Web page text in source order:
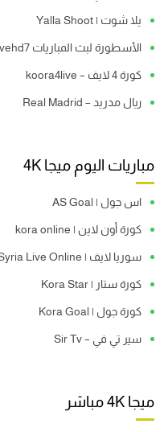
يلا شوت | Yalla Shoot
الأسطورة لبث المباريات livehd7
كورة 4 لايف – koora4live
ريال مدريد – Real Madrid
مباريات اليوم ميجا 4K
اس جول | AS Goal
كورة أون لاين | kora online
سوريا لايف | Syria Live Online
كورة ستار | Kora Star
كورة جول | Kora Goal
سير تي في – Sir Tv
ميجا 4K مباشر